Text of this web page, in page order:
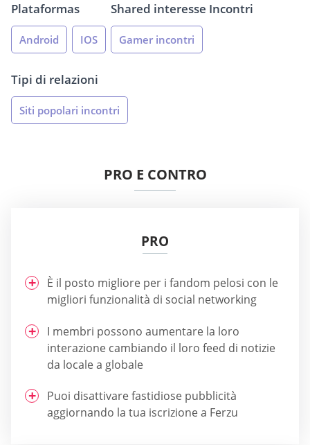
Plataformas
Android IOS
Shared interesse Incontri
Gamer incontri
Tipi di relazioni
Siti popolari incontri
PRO E CONTRO
PRO
È il posto migliore per i fandom pelosi con le
migliori funzionalità di social networking
I membri possono aumentare la loro
interazione cambiando il loro feed di notizie
da locale a globale
Puoi disattivare fastidiose pubblicità
aggiornando la tua iscrizione a Ferzu